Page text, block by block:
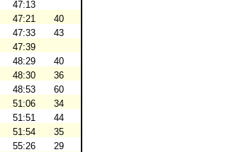
47:13
47:21
40
47:33
43
47:39
48:29
40
48:30
36
48:53
60
51:06
34
51:51
44
51:54
35
55:26 29